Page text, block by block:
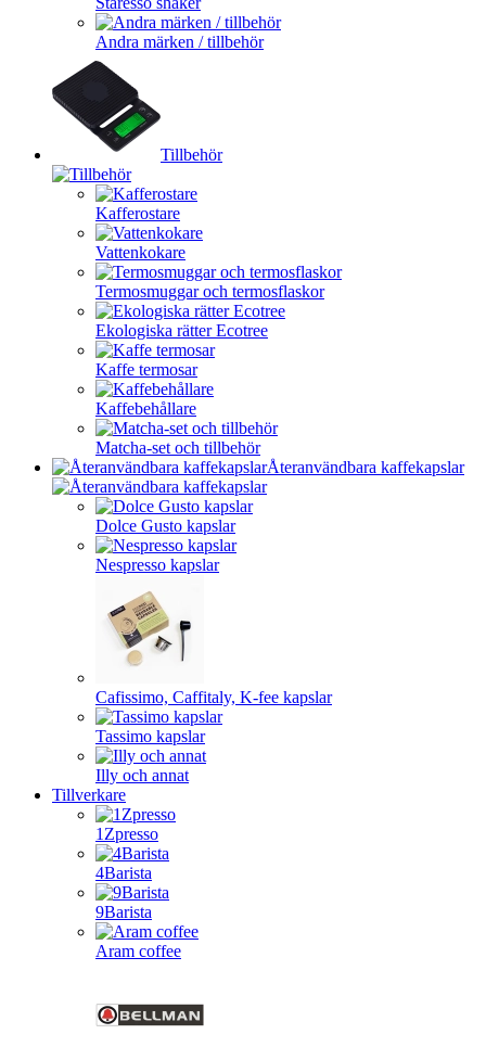
Andra märken / tillbehör
Tillbehör
Kafferostare
Vattenkokare
Termosmuggar och termosflaskor
Ekologiska rätter Ecotree
Kaffe termosar
Kaffebehållare
Matcha-set och tillbehör
Återanvändbara kaffekapslar
Dolce Gusto kapslar
Nespresso kapslar
Cafissimo, Caffitaly, K-fee kapslar
Tassimo kapslar
Illy och annat
Tillverkare
1Zpresso
4Barista
9Barista
Aram coffee